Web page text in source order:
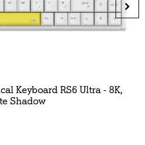
Keyboard RS6 Ultra - 8K,
Shadow